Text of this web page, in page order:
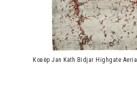
Ковёр Jan Kath Bidjar Highgate Aerial